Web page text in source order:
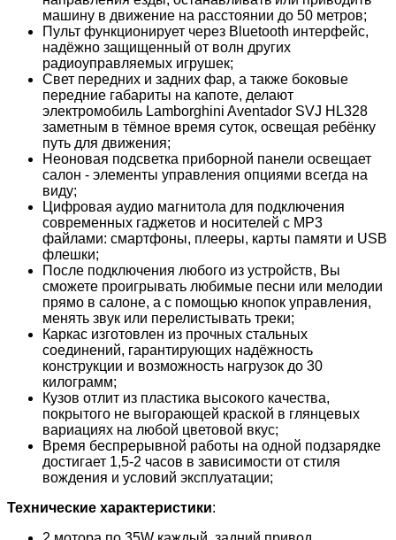
машину в движение на расстоянии до 50 метров;
Пульт функционирует через Bluetooth интерфейс,
надёжно защищенный от волн других
радиоуправляемых игрушек;
Свет передних и задних фар, а также боковые
передние габариты на капоте, делают
электромобиль Lamborghini Aventador SVJ HL328
заметным в тёмное время суток, освещая ребёнку
путь для движения;
Неоновая подсветка приборной панели освещает
салон - элементы управления опциями всегда на
виду;
Цифровая аудио магнитола для подключения
современных гаджетов и носителей с MP3
файлами: смартфоны, плееры, карты памяти и USB
флешки;
После подключения любого из устройств, Вы
сможете проигрывать любимые песни или мелодии
прямо в салоне, а с помощью кнопок управления,
менять звук или перелистывать треки;
Каркас изготовлен из прочных стальных
соединений, гарантирующих надёжность
конструкции и возможность нагрузок до 30
килограмм;
Кузов отлит из пластика высокого качества,
покрытого не выгорающей краской в глянцевых
вариациях на любой цветовой вкус;
Время беспрерывной работы на одной подзарядке
достигает 1,5-2 часов в зависимости от стиля
вождения и условий эксплуатации;
Технические характеристики: